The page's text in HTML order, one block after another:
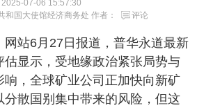
2025-07-06 15:57:30
和国大使馆经济商务处 作者： 评论
网站6月27日报道，普华永道最新
显示，受地缘政治紧张局势与
响，全球矿业公司正加快向新矿
散国别集中带来的风险，但这